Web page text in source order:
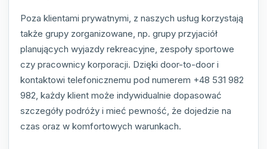
Poza klientami prywatnymi, z naszych usług korzystają
także grupy zorganizowane, np. grupy przyjaciół
planujących wyjazdy rekreacyjne, zespoły sportowe
czy pracownicy korporacji. Dzięki door-to-door i
kontaktowi telefonicznemu pod numerem +48 531 982
982, każdy klient może indywidualnie dopasować
szczegóły podróży i mieć pewność, że dojedzie na
czas oraz w komfortowych warunkach.